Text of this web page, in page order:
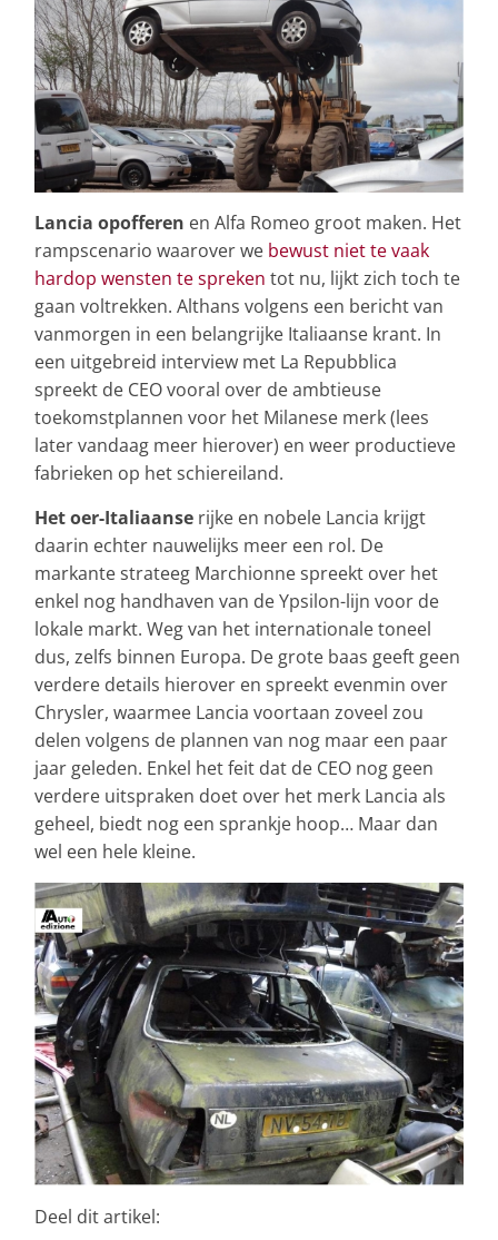
Lancia opofferen en Alfa Romeo groot maken. Het
rampscenario waarover we bewust niet te vaak
hardop wensten te spreken tot nu, lijkt zich toch te
gaan voltrekken. Althans volgens een bericht van
vanmorgen in een belangrijke Italiaanse krant. In
een uitgebreid interview met La Repubblica
spreekt de CEO vooral over de ambtieuse
toekomstplannen voor het Milanese merk (lees
later vandaag meer hierover) en weer productieve
fabrieken op het schiereiland.
Het oer-Italiaanse rijke en nobele Lancia krijgt
daarin echter nauwelijks meer een rol. De
markante strateeg Marchionne spreekt over het
enkel nog handhaven van de Ypsilon-lijn voor de
lokale markt. Weg van het internationale toneel
dus, zelfs binnen Europa. De grote baas geeft geen
verdere details hierover en spreekt evenmin over
Chrysler, waarmee Lancia voortaan zoveel zou
delen volgens de plannen van nog maar een paar
jaar geleden. Enkel het feit dat de CEO nog geen
verdere uitspraken doet over het merk Lancia als
geheel, biedt nog een sprankje hoop… Maar dan
wel een hele kleine.
Deel dit artikel: